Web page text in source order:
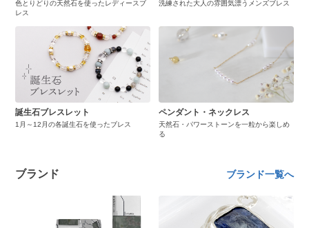
色とりどりの天然石を使ったレディースブ
レス
洗練された大人の雰囲気漂うメンズブレス
誕生石ブレスレット
1月～12月の各誕生石を使ったブレス
ペンダント・ネックレス
天然石・パワーストーンを一粒から楽しめ
る
ブランド ブランド一覧へ